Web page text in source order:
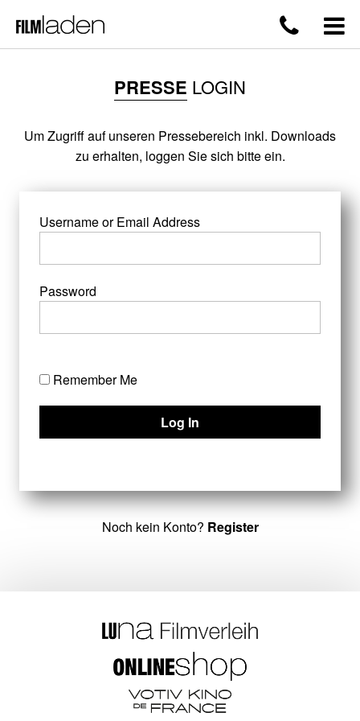
PRESSE LOGIN
Um Zugriff auf unseren Pressebereich inkl. Downloads
zu erhalten, loggen Sie sich bitte ein.
Username or Email Address
Password
Remember Me
Noch kein Konto? Register